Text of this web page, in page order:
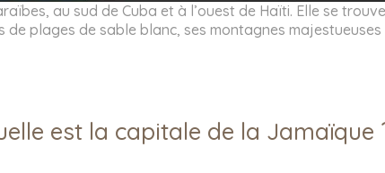
au sud de Cuba et à l’ouest de Haïti. Elle se
de plages de sable blanc, ses montagnes
est la capitale de la Jamaïque